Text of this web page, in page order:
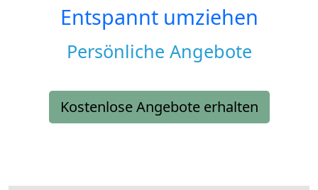
Entspannt umziehen
Persönliche Angebote
Kostenlose Angebote erhalten